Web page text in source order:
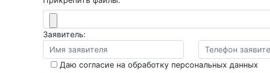
Заявитель:
Даю согласие на обработку персональных данных